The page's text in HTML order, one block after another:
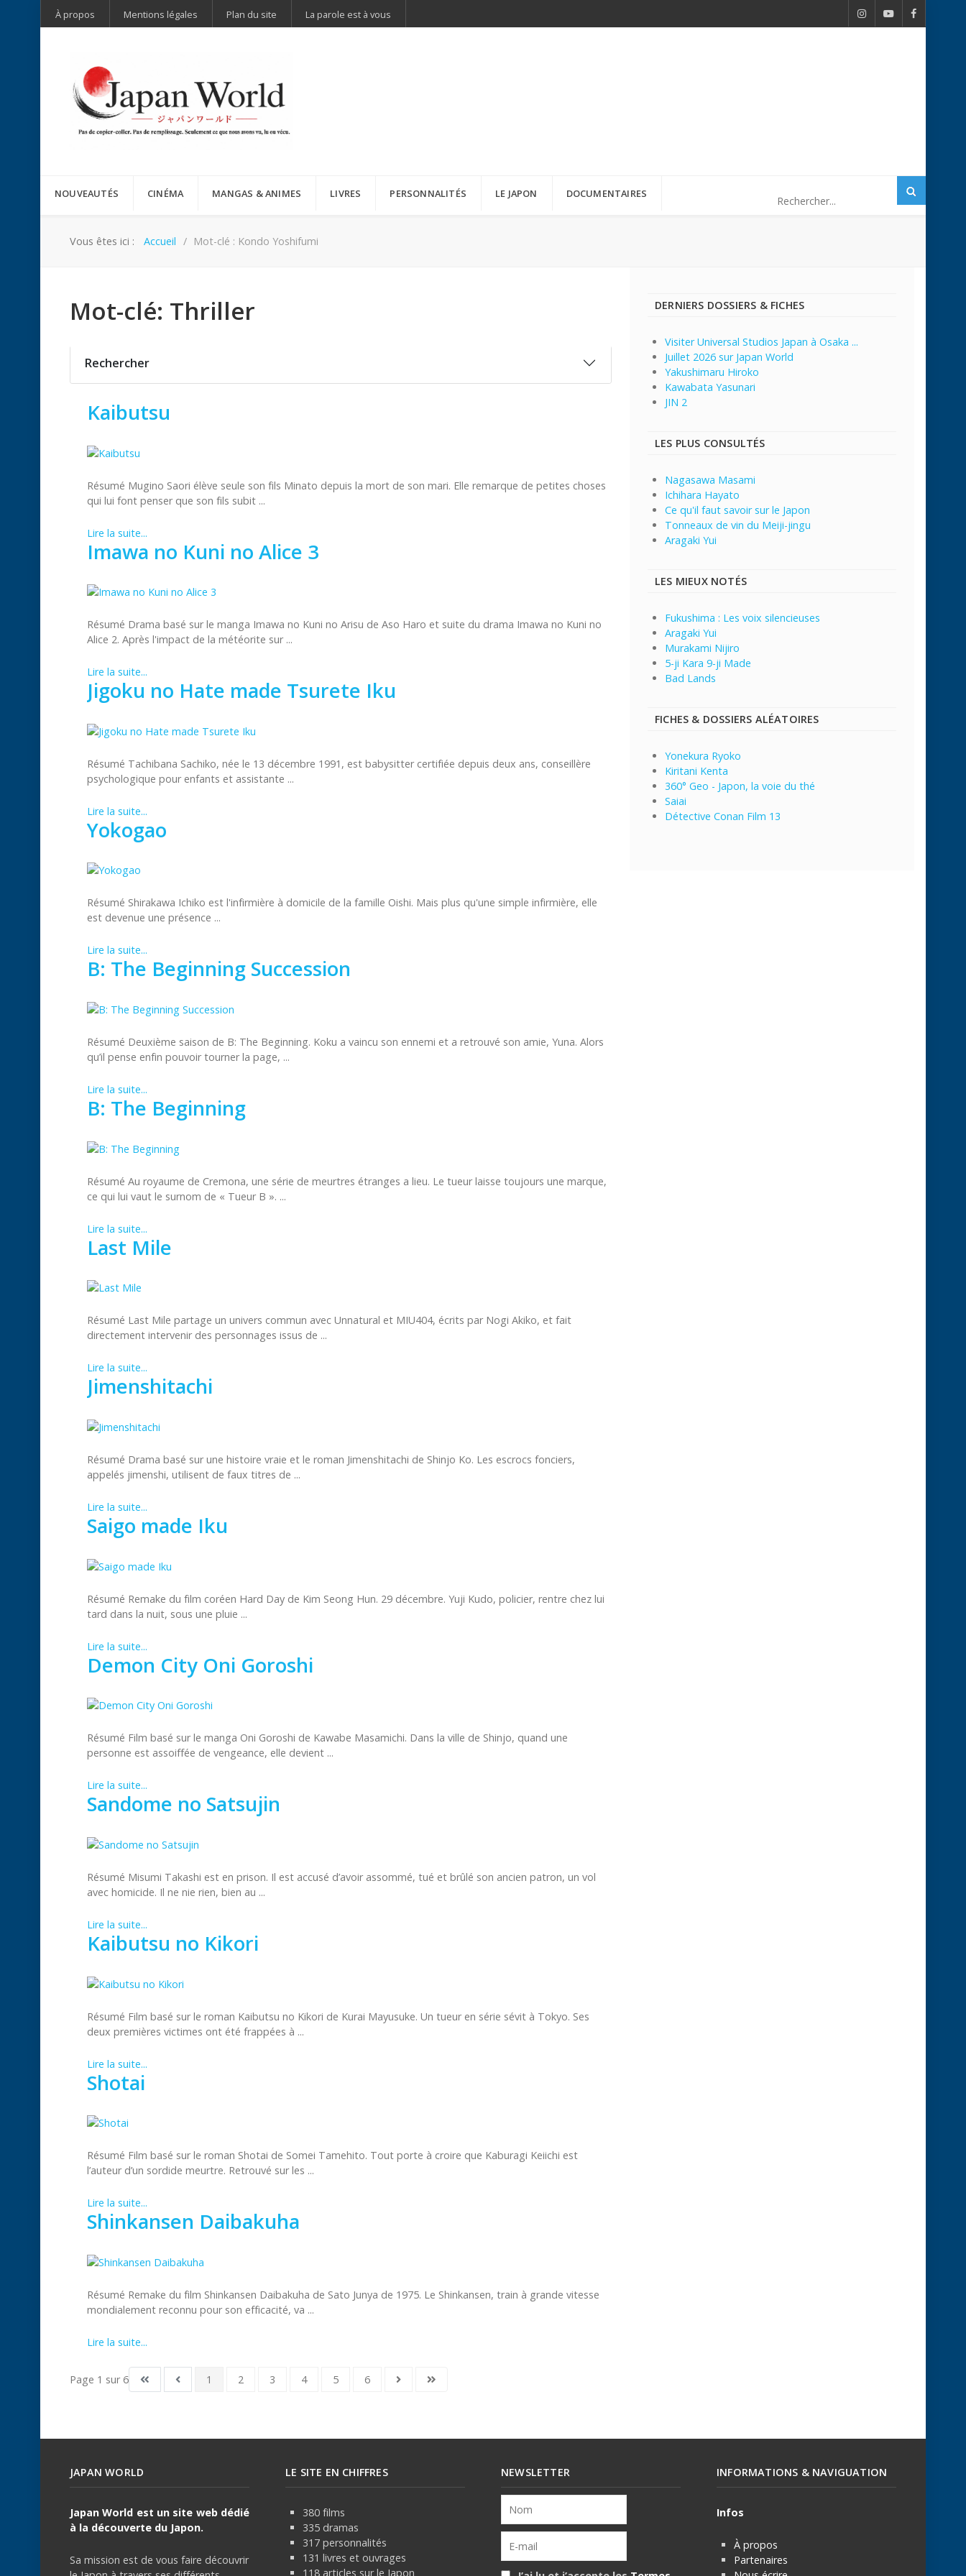
À propos Mentions légales Plan du site La parole est à vous
NOUVEAUTÉS CINÉMA MANGAS & ANIMES LIVRES PERSONNALITÉS LE JAPON DOCUMENTAIRES
Vous êtes ici : Accueil Mot-clé : Kondo Yoshifumi
Mot-clé: Thriller
Rechercher
Kaibutsu
Résumé Mugino Saori élève seule son fils Minato depuis la mort de son mari. Elle remarque de petites choses
qui lui font penser que son fils subit ...
Lire la suite...
Imawa no Kuni no Alice 3
Résumé Drama basé sur le manga Imawa no Kuni no Arisu de Aso Haro et suite du drama Imawa no Kuni no
Alice 2. Après l'impact de la météorite sur ...
Lire la suite...
Jigoku no Hate made Tsurete Iku
Résumé Tachibana Sachiko, née le 13 décembre 1991, est babysitter certifiée depuis deux ans, conseillère
psychologique pour enfants et assistante ...
Lire la suite...
Yokogao
Résumé Shirakawa Ichiko est l'infirmière à domicile de la famille Oishi. Mais plus qu'une simple infirmière, elle
est devenue une présence ...
Lire la suite...
B: The Beginning Succession
Résumé Deuxième saison de B: The Beginning. Koku a vaincu son ennemi et a retrouvé son amie, Yuna. Alors
qu’il pense enfin pouvoir tourner la page, ...
Lire la suite...
B: The Beginning
Résumé Au royaume de Cremona, une série de meurtres étranges a lieu. Le tueur laisse toujours une marque,
ce qui lui vaut le surnom de « Tueur B ». ...
Lire la suite...
Last Mile
Résumé Last Mile partage un univers commun avec Unnatural et MIU404, écrits par Nogi Akiko, et fait
directement intervenir des personnages issus de ...
Lire la suite...
Jimenshitachi
Résumé Drama basé sur une histoire vraie et le roman Jimenshitachi de Shinjo Ko. Les escrocs fonciers,
appelés jimenshi, utilisent de faux titres de ...
Lire la suite...
Saigo made Iku
Résumé Remake du film coréen Hard Day de Kim Seong Hun. 29 décembre. Yuji Kudo, policier, rentre chez lui
tard dans la nuit, sous une pluie ...
Lire la suite...
Demon City Oni Goroshi
Résumé Film basé sur le manga Oni Goroshi de Kawabe Masamichi. Dans la ville de Shinjo, quand une
personne est assoiffée de vengeance, elle devient ...
Lire la suite...
Sandome no Satsujin
Résumé Misumi Takashi est en prison. Il est accusé d’avoir assommé, tué et brûlé son ancien patron, un vol
avec homicide. Il ne nie rien, bien au ...
Lire la suite...
Kaibutsu no Kikori
Résumé Film basé sur le roman Kaibutsu no Kikori de Kurai Mayusuke. Un tueur en série sévit à Tokyo. Ses
deux premières victimes ont été frappées à ...
Lire la suite...
Shotai
Résumé Film basé sur le roman Shotai de Somei Tamehito. Tout porte à croire que Kaburagi Keiichi est
l’auteur d’un sordide meurtre. Retrouvé sur les ...
Lire la suite...
Shinkansen Daibakuha
Résumé Remake du film Shinkansen Daibakuha de Sato Junya de 1975. Le Shinkansen, train à grande vitesse
mondialement reconnu pour son efficacité, va ...
Lire la suite...
Page 1 sur 6 1 2 3 4 5 6
DERNIERS DOSSIERS & FICHES
Visiter Universal Studios Japan à Osaka ...
Juillet 2026 sur Japan World
Yakushimaru Hiroko
Kawabata Yasunari
JIN 2
LES PLUS CONSULTÉS
Nagasawa Masami
Ichihara Hayato
Ce qu'il faut savoir sur le Japon
Tonneaux de vin du Meiji-jingu
Aragaki Yui
LES MIEUX NOTÉS
Fukushima : Les voix silencieuses
Aragaki Yui
Murakami Nijiro
5-ji Kara 9-ji Made
Bad Lands
FICHES & DOSSIERS ALÉATOIRES
Yonekura Ryoko
Kiritani Kenta
360° Geo - Japon, la voie du thé
Saiai
Détective Conan Film 13
JAPAN WORLD
Japan World est un site web dédié
à la découverte du Japon.
Sa mission est de vous faire découvrir
LE SITE EN CHIFFRES
380 films
335 dramas
317 personnalités
131 livres et ouvrages
118 articles sur le Japon
NEWSLETTER INFORMATIONS & NAVIGUATION
Infos
À propos
Partenaires